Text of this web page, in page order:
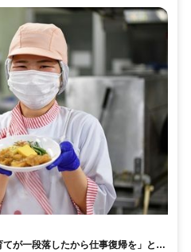
てが一段落したから仕事復帰を」とい